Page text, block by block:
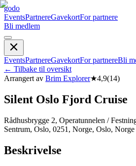
godo
EventsPartnereGavekortFor partnere
Bli medlem
EventsPartnereGavekortFor partnereBli
← Tilbake til oversikt
Arrangert av Brim Explorer★4,9(14)
Silent Oslo Fjord Cruise
Rådhusbrygge 2, Operatunnelen /
Sentrum, Oslo, 0251, Norge, Oslo, Norge
Beskrivelse